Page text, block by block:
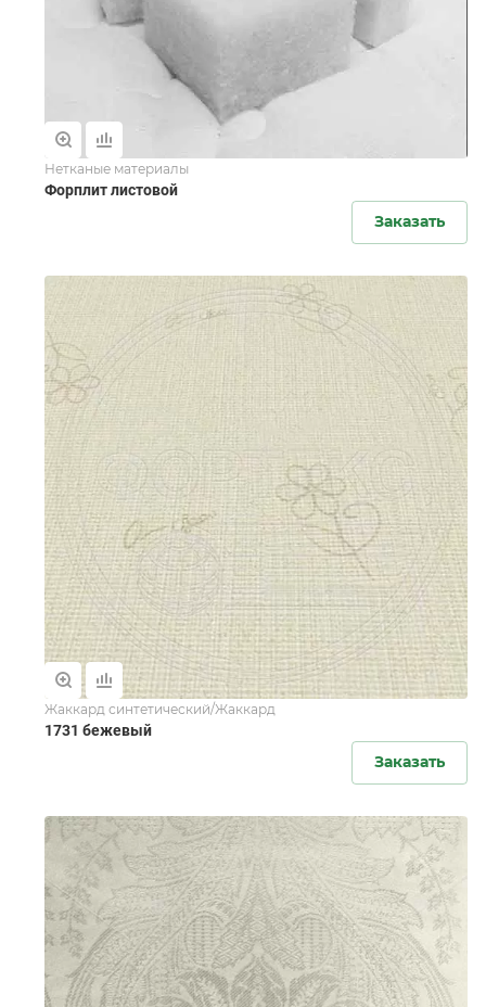
Нетканые материалы
Форплит листовой
Заказать
Жаккард синтетический/Жаккард
1731 бежевый
Заказать